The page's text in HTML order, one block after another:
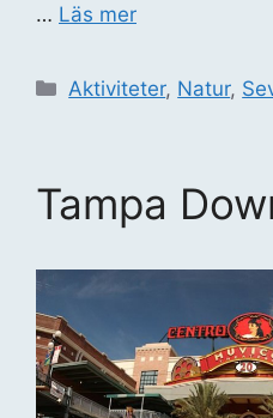
… Läs mer
Kategorier
Aktiviteter, Natur,
Tampa